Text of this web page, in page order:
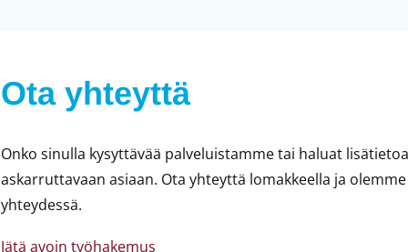
Ota yhteyttä
Onko sinulla kysyttävää palveluistamme tai haluat
askarruttavaan asiaan. Ota yhteyttä lomakkeella ja
yhteydessä.
Jätä avoin työhakemus